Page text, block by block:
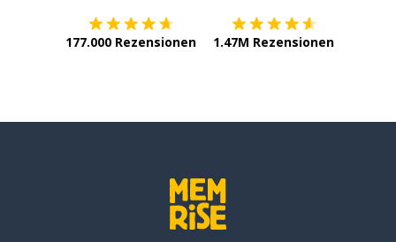
177.000 Rezensionen 1.47M Rezensionen